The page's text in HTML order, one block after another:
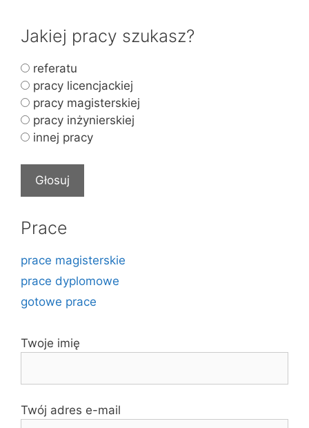
Jakiej pracy szukasz?
referatu
pracy licencjackiej
pracy magisterskiej
pracy inżynierskiej
innej pracy
Prace
prace magisterskie
prace dyplomowe
gotowe prace
Twoje imię
Twój adres e-mail